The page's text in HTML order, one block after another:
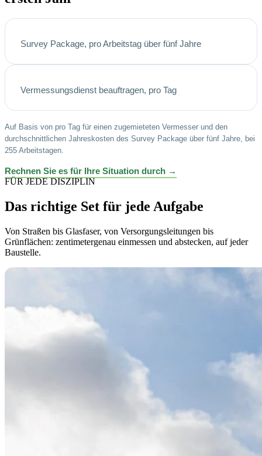
Survey Package, pro Arbeitstag über fünf Jahre
Vermessungsdienst beauftragen, pro Tag
Auf Basis von pro Tag für einen zugemieteten Vermesser und den
durchschnittlichen Jahreskosten des Survey Package über fünf Jahre, bei
255 Arbeitstagen.
Rechnen Sie es für Ihre Situation durch →
FÜR JEDE DISZIPLIN
Das richtige Set für jede Aufgabe
Von Straßen bis Glasfaser, von Versorgungsleitungen bis
Grünflächen: zentimetergenau einmessen und abstecken, auf jeder
Baustelle.